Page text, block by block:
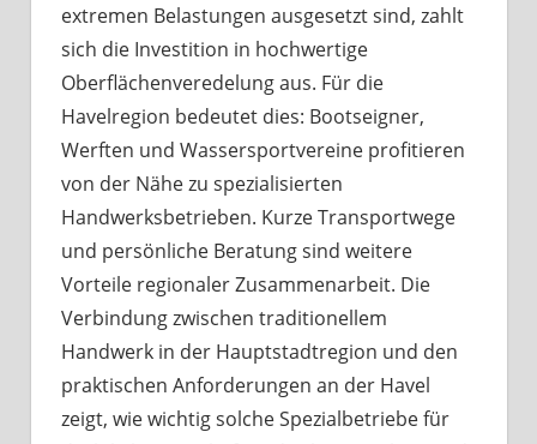
extremen Belastungen ausgesetzt sind, zahlt
sich die Investition in hochwertige
Oberflächenveredelung aus. Für die
Havelregion bedeutet dies: Bootseigner,
Werften und Wassersportvereine profitieren
von der Nähe zu spezialisierten
Handwerksbetrieben. Kurze Transportwege
und persönliche Beratung sind weitere
Vorteile regionaler Zusammenarbeit. Die
Verbindung zwischen traditionellem
Handwerk in der Hauptstadtregion und den
praktischen Anforderungen an der Havel
zeigt, wie wichtig solche Spezialbetriebe für